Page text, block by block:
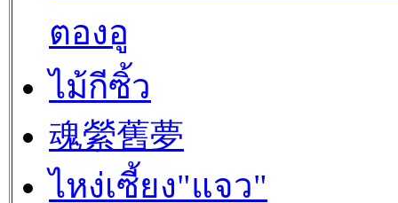
ตองอู
ไม้กีซิ้ว
魂縈舊夢
ไหง่เซี้ยง"แจว"